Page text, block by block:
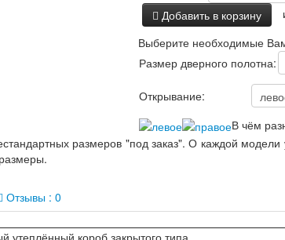
Добавить в корзину
Выберите необходимые
Размер дверного полотна:
Открывание:
В чём
размеров "под заказ". О каждой
Отзывы : 0
утеплённый короб закрытого типа.